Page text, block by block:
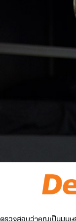
ตรวจสอบว่าคุณเป็นมนุษ